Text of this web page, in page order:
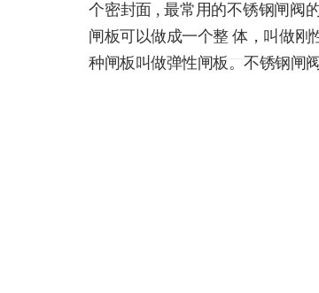
个密封面 , 最常用的不锈钢闸阀
闸板可以做成一个整 体，叫做刚
种闸板叫做弹性闸板。不锈钢闸